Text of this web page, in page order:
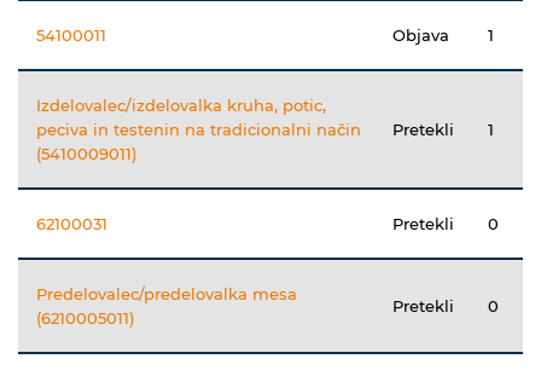
54100011 Objava 1
Izdelovalec/izdelovalka kruha, potic,
peciva in testenin na tradicionalni način
(5410009011)
Pretekli 1
62100031 Pretekli 0
Predelovalec/predelovalka mesa
(6210005011)
Pretekli 0